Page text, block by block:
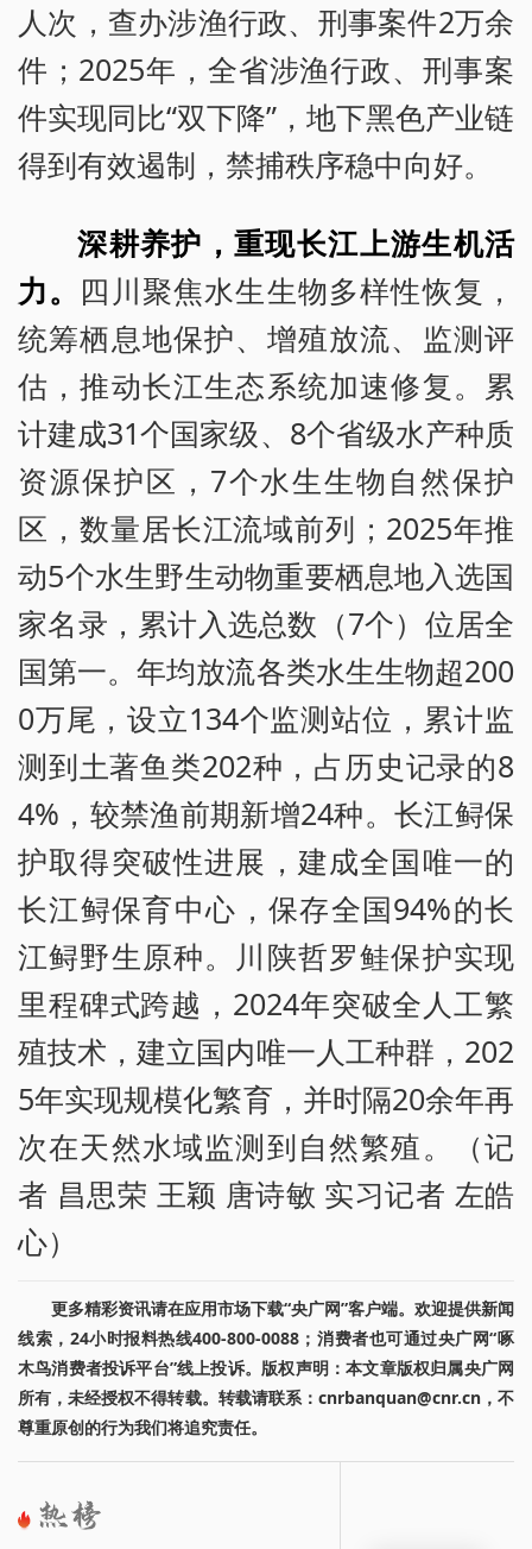
人次，查办涉渔行政、刑事案件2万余
件；2025年，全省涉渔行政、刑事案
件实现同比“双下降”，地下黑色产业链
得到有效遏制，禁捕秩序稳中向好。
深耕养护，重现长江上游生机活
力。 四川聚焦水生生物多样性恢复，
统筹栖息地保护、增殖放流、监测评
估，推动长江生态系统加速修复。累
计建成31个国家级、8个省级水产种质
资源保护区，7个水生生物自然保护
区，数量居长江流域前列；2025年推
动5个水生野生动物重要栖息地入选国
家名录，累计入选总数（7个）位居全
国第一。年均放流各类水生生物超200
0万尾，设立134个监测站位，累计监
测到土著鱼类202种，占历史记录的8
4%，较禁渔前期新增24种。长江鲟保
护取得突破性进展，建成全国唯一的
长江鲟保育中心，保存全国94%的长
江鲟野生原种。川陕哲罗鲑保护实现
里程碑式跨越，2024年突破全人工繁
殖技术，建立国内唯一人工种群，202
5年实现规模化繁育，并时隔20余年再
次在天然水域监测到自然繁殖。（记
者 昌思荣 王颖 唐诗敏 实习记者 左皓
心）
更多精彩资讯请在应用市场下载“央广网”客户端。欢迎提供新闻
线索，24小时报料热线400-800-0088；消费者也可通过央广网“啄
木鸟消费者投诉平台”线上投诉。版权声明：本文章版权归属央广网
所有，未经授权不得转载。转载请联系：cnrbanquan@cnr.cn，不
尊重原创的行为我们将追究责任。